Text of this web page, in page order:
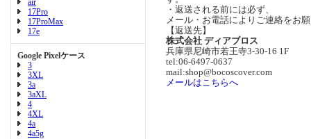
air
17Pro
17ProMax
17e
Google Pixelケース
3
3XL
3a
3aXL
4
4XL
4a
4a5g
・返送される前には必ず、
メール・お電話によりご連絡をお
【返送先】
株式会社 ディアブロス
兵庫県尼崎市若王寺3-30-16 1F
tel:06-6497-0637
mail:shop@bocoscover.com
メールはこちらへ